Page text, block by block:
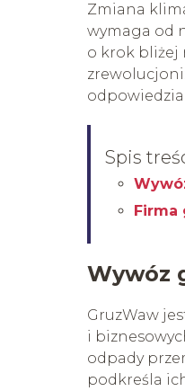
Zmiana
wymaga od
o krok bliżej
Spis
Wywóz
GruzWaw
i
odpady
podkreśla